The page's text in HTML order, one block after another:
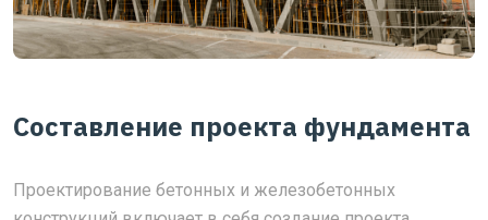
Составление проекта фундамента
Проектирование бетонных и железобетонных